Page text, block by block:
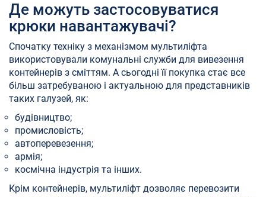
Де можуть застосовуватися
крюки навантажувачі?
Спочатку техніку з механізмом мультиліфта
використовували комунальні служби для вивезення
контейнерів з сміттям. А сьогодні її покупка стає все
більш затребуваною і актуальною для представників
таких галузей, як:
будівництво;
промисловість;
автоперевезення;
армія;
космічна індустрія та інших.
Крім контейнерів, мультиліфт дозволяє перевозити